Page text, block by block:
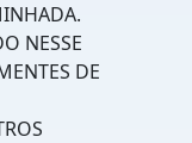
NESSE
DE